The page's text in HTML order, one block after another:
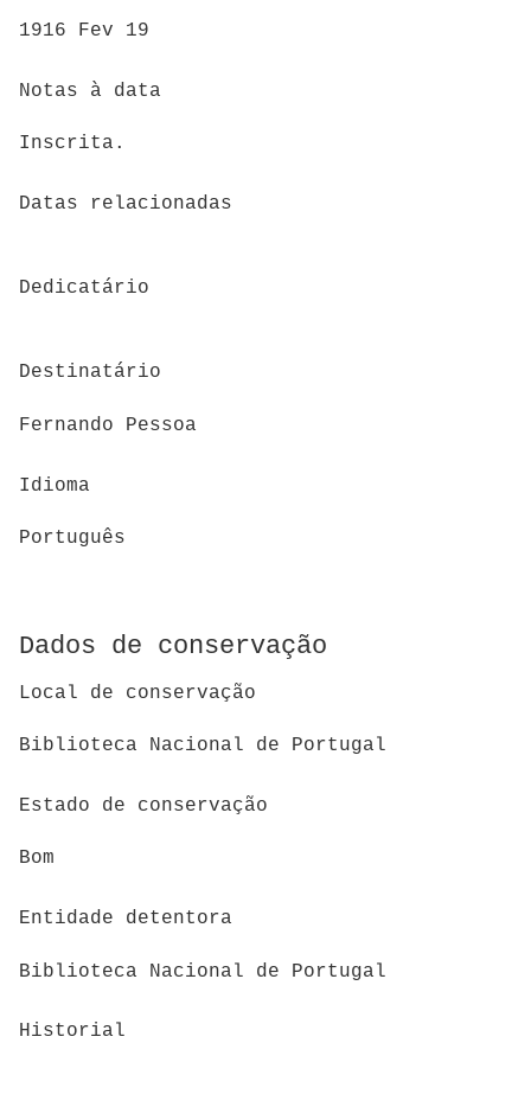
1916 Fev 19
Notas à data
Inscrita.
Datas relacionadas
Dedicatário
Destinatário
Fernando Pessoa
Idioma
Português
Dados de conservação
Local de conservação
Biblioteca Nacional de Portugal
Estado de conservação
Bom
Entidade detentora
Biblioteca Nacional de Portugal
Historial